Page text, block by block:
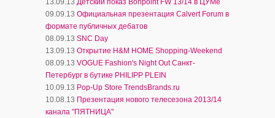
13.09.13 Детский показ Bonpoint FW 13/14 в ЦУМе
09.09.13 Официальная презентация Calvert Forum в
формате публичных дебатов
08.09.13 SNC Day
13.09.13 Открытие H&M HOME Shopping-Weekend
08.09.13 VOGUE Fashion's Night Out Санкт-
Петербург в бутике PHILIPP PLEIN
10.09.13 Pop-Up Store TrendsBrands.ru
10.08.13 Презентация нового телесезона 2013/14
канала "ПЯТНИЦА"